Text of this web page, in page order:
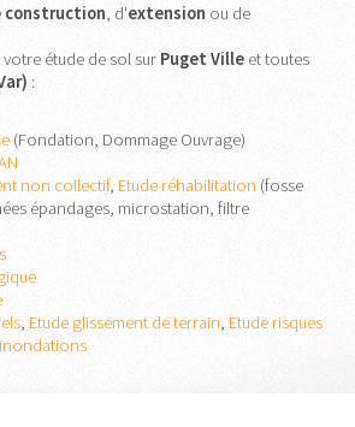
construction , d'extension ou de
étude de sol sur Puget Ville et toutes
:
(Fondation, Dommage Ouvrage)
non collectif, Etude réhabilitation (fosse
épandages, microstation, filtre
, Etude glissement de terrain, Etude risques